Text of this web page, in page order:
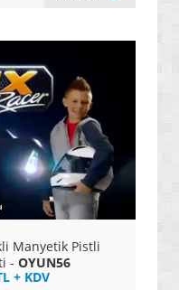
Manyetik Pistli
- OYUN56
+ KDV